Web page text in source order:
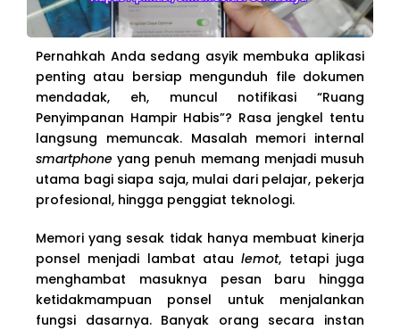
Pernahkah Anda sedang asyik membuka aplikasi
penting atau bersiap mengunduh file dokumen
mendadak, eh, muncul notifikasi “Ruang
Penyimpanan Hampir Habis”? Rasa jengkel tentu
langsung memuncak. Masalah memori internal
smartphone yang penuh memang menjadi musuh
utama bagi siapa saja, mulai dari pelajar, pekerja
profesional, hingga penggiat teknologi.
Memori yang sesak tidak hanya membuat kinerja
ponsel menjadi lambat ataulemot, tetapi juga
menghambat masuknya pesan baru hingga
ketidakmampuan ponsel untuk menjalankan
fungsi dasarnya. Banyak orang secara instan